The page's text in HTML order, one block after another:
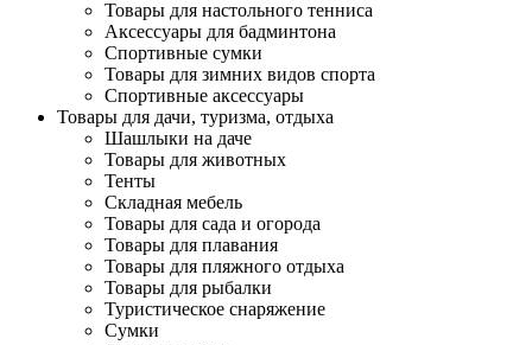
Товары для настольного тенниса
Аксессуары для бадминтона
Спортивные сумки
Товары для зимних видов спорта
Спортивные аксессуары
Товары для дачи, туризма, отдыха
Шашлыки на даче
Товары для животных
Тенты
Складная мебель
Товары для сада и огорода
Товары для плавания
Товары для пляжного отдыха
Товары для рыбалки
Туристическое снаряжение
Сумки